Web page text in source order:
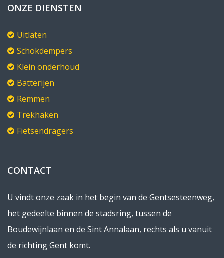
ONZE DIENSTEN
Uitlaten
Schokdempers
Klein onderhoud
Batterijen
Remmen
Trekhaken
Fietsendragers
CONTACT
U vindt onze zaak in het begin van de Gentsesteenweg,
het gedeelte binnen de stadsring, tussen de
Boudewijnlaan en de Sint Annalaan, rechts als u vanuit
de richting Gent komt.